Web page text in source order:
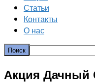
Статьи
Контакты
О нас
Акция Дачный